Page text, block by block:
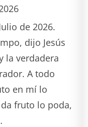
de 2026.
dijo Jesús
la verdadera
A todo
en mí lo
fruto lo poda,